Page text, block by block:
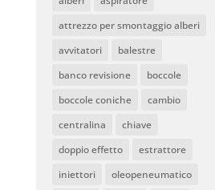
attrezzo per smontaggio alberi
avvitatori
balestre
banco revisione
boccole
boccole coniche
cambio
centralina
chiave
doppio effetto
estrattore
iniettori
oleopeneumatico